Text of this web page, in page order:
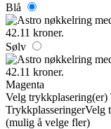
Blå
Sølv
Magenta
Velg trykkplasering(er)
TrykkplasseringerVelg
(mulig å velge fler)